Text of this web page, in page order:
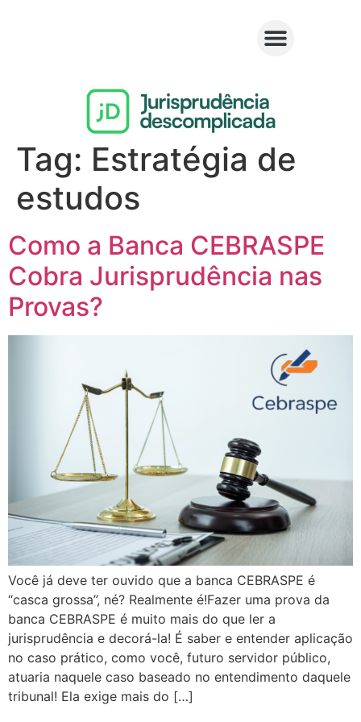
Tag: Estratégia de
estudos
Como a Banca CEBRASPE
Cobra Jurisprudência nas
Provas?
Você já deve ter ouvido que a banca CEBRASPE é
“casca grossa”, né? Realmente é!Fazer uma prova da
banca CEBRASPE é muito mais do que ler a
jurisprudência e decorá-la! É saber e entender aplicação
no caso prático, como você, futuro servidor público,
atuaria naquele caso baseado no entendimento daquele
tribunal! Ela exige mais do […]